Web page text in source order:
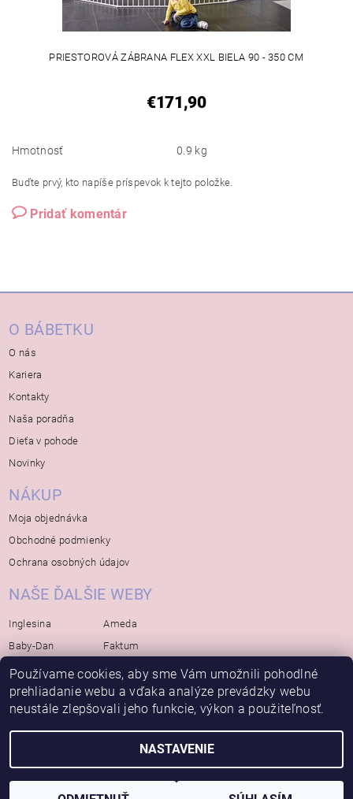
PRIESTOROVÁ ZÁBRANA FLEX XXL BIELA 90 - 350 CM
€171,90
Hmotnosť 0.9 kg
Buďte prvý, kto napíše príspevok k tejto položke.
Pridať komentár
O BÁBETKU
O nás
Kariera
Kontakty
Naša poradňa
Dieťa v pohode
Novinky
NÁKUP
Moja objednávka
Obchodné podmienky
Ochrana osobných údajov
NAŠE ĎALŠIE WEBY
Inglesina
Baby-Dan
Rialto
Bébé-Jou
Avova
Ameda
Faktum
Koelstra
Bambino-Mio
2026 © Bábätko, všetky práva vyhradené
Používame cookies, aby sme Vám umožnili pohodlné
prehliadanie webu a vďaka analýze prevádzky webu
neustále zlepšovali jeho funkcie, výkon a použiteľnosť.
NASTAVENIE